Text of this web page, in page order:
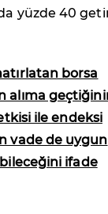
yüzde 40
borsa
alıma
ile endeksi
vade de uygun
ifade